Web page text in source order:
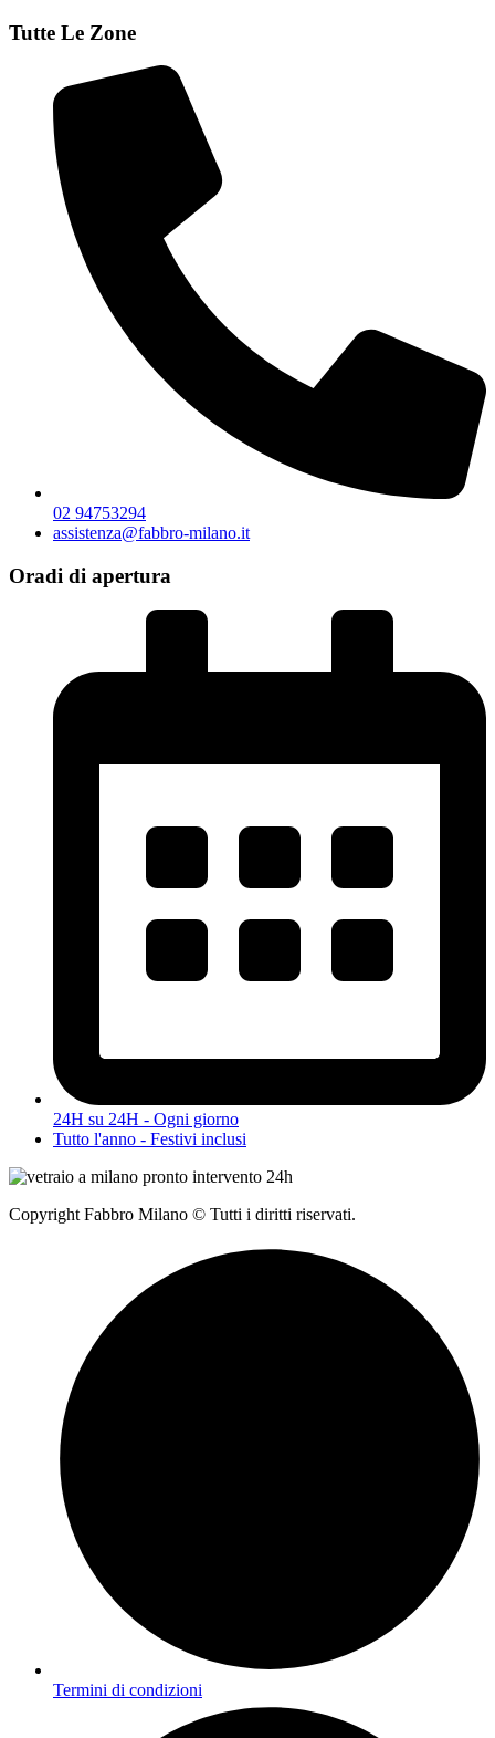
Tutte Le Zone
02 94753294
assistenza@fabbro-milano.it
Oradi di apertura
24H su 24H - Ogni giorno
Tutto l'anno - Festivi inclusi
Copyright Fabbro Milano © Tutti i diritti riservati.
Termini di condizioni